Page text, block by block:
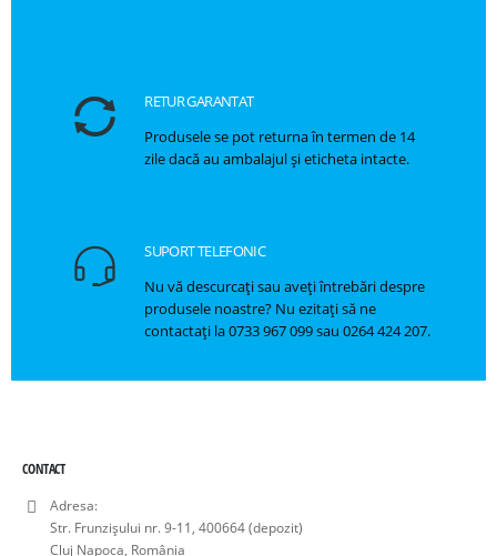
RETUR GARANTAT
Produsele se pot returna în termen de 14
zile dacă au ambalajul și eticheta intacte.
SUPORT TELEFONIC
Nu vă descurcați sau aveți întrebări despre
produsele noastre? Nu ezitați să ne
contactați la 0733 967 099 sau 0264 424 207.
CONTACT
Adresa:
Str. Frunzișului nr. 9-11, 400664 (depozit)
Cluj Napoca, România